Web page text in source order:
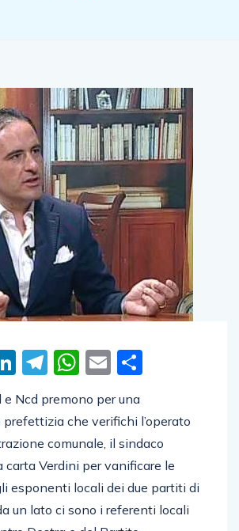
LinkedIn
Telegram
WhatsApp
Email
e Ncd premono per una
che verifichi l’operato
comunale, il sindaco
Verdini per vanificare le
esponenti locali dei due partiti di
un lato ci sono i referenti locali